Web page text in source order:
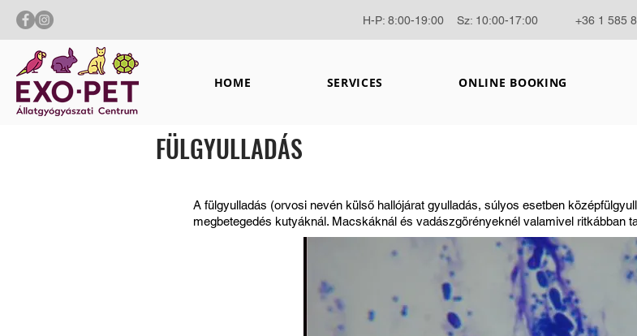
H-P: 8:00-19:00 Sz: 10:00-17:00 +36 1 585
HOME SERVICES ONLINE BOOKING
FÜLGYULLADÁS
A fülgyulladás (orvosi nevén külső hallójárat gyulladás, súlyos esetben
megbetegedés kutyáknál. Macskáknál és vadászgörényeknél valamivel ritkábban